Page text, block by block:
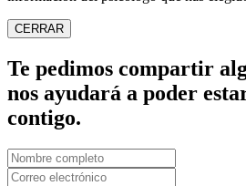
CERRAR
Te pedimos compartir
nos ayudará a poder
contigo.